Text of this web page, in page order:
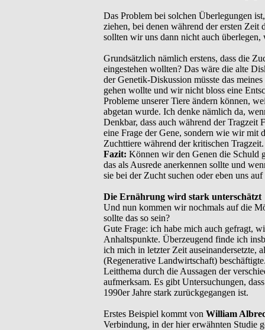
Das Problem bei solchen Überlegungen
ziehen, bei denen während der ersten Zeit
sollten wir uns dann nicht auch überlegen,
Grundsätzlich nämlich erstens, dass die
eingestehen wollten? Das wäre die alte
der Genetik-Diskussion müsste das
gehen wollte und wir nicht bloss eine
Probleme unserer Tiere ändern können,
abgetan wurde. Ich denke nämlich da,
Denkbar, dass auch während der Tragzeit
eine Frage der Gene, sondern wie wir mit
Zuchttiere während der kritischen Tragzeit.
Fazit: Können wir den Genen die Schuld
das als Ausrede anerkennen sollte und
sie bei der Zucht suchen oder eben uns
Die Ernährung wird stark unterschätzt
Und nun kommen wir nochmals auf die
sollte das so sein?
Gute Frage: ich habe mich auch gefragt,
Anhaltspunkte. Überzeugend finde ich
ich mich in letzter Zeit auseinandersetzte,
(Regenerative Landwirtschaft)
Leitthema durch die Aussagen der
aufmerksam. Es gibt Untersuchungen,
1990er Jahre stark zurückgegangen ist.
Erstes Beispiel kommt von William
Verbindung, in der hier erwähnten Studie